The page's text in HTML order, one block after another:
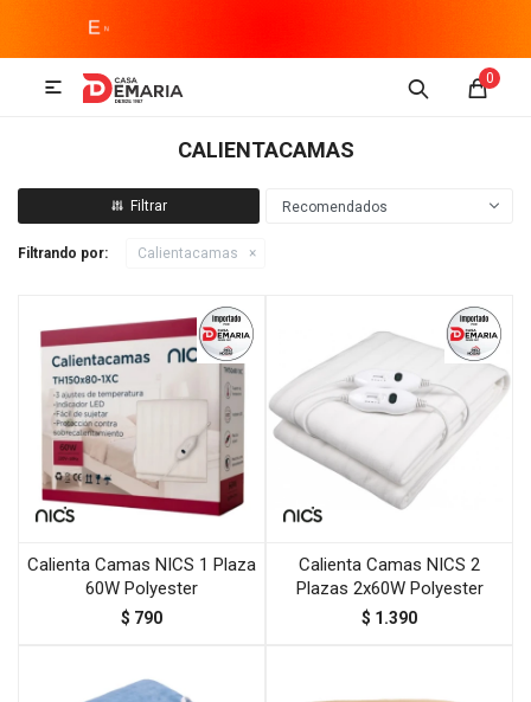
0

CALIENTACAMAS
Recomendados
Filtrando por: Calientacamas
Calienta Camas NICS 1 Plaza
60W Polyester
$ 790
Calienta Camas NICS 2
Plazas 2x60W Polyester
$ 1.390
Imagen y Sonido Hogar
Televisores y accesorios
Accesorios